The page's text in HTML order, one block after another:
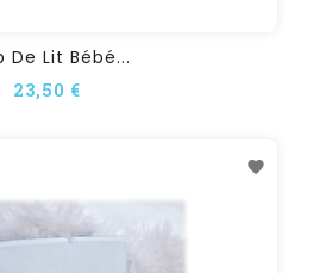
De Lit Bébé...
23,50 €